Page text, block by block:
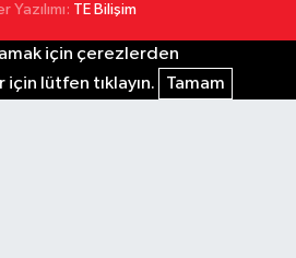
Yazılımı: TE Bilişim
için çerezlerden
lütfen tıklayın.
Tamam